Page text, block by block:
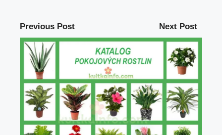
Previous Post Next Post